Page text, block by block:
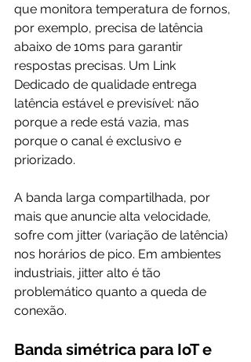
que monitora temperatura de fornos,
por exemplo, precisa de latência
abaixo de 10ms para garantir
respostas precisas. Um Link
Dedicado de qualidade entrega
latência estável e previsível: não
porque a rede está vazia, mas
porque o canal é exclusivo e
priorizado.
A banda larga compartilhada, por
mais que anuncie alta velocidade,
sofre com jitter (variação de latência)
nos horários de pico. Em ambientes
industriais, jitter alto é tão
problemático quanto a queda de
conexão.
Banda simétrica para IoT e